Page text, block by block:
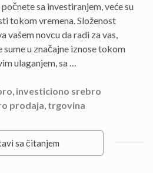
sa investiranjem, veće su
tokom vremena. Složenost
vašem novcu da radi za vas,
u značajne iznose tokom
ulaganjem, sa …
, investiciono srebro
prodaja, trgovina
sa čitanjem